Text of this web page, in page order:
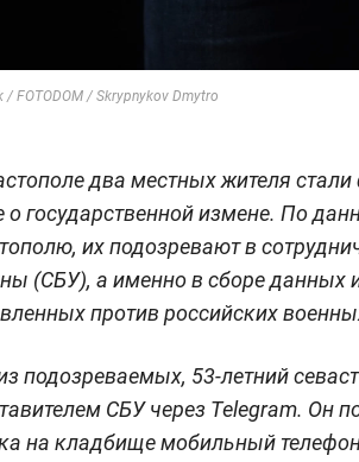
FOTODOM / Skrypnykov Dmytro
два местных жителя
о государственной измене. По
их подозревают в
(СБУ), а именно в сборе данных и
против российских
подозреваемых, 53-летний
СБУ через Telegram. Он
на кладбище мобильный